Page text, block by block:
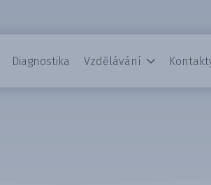
Diagnostika Vzdělávání